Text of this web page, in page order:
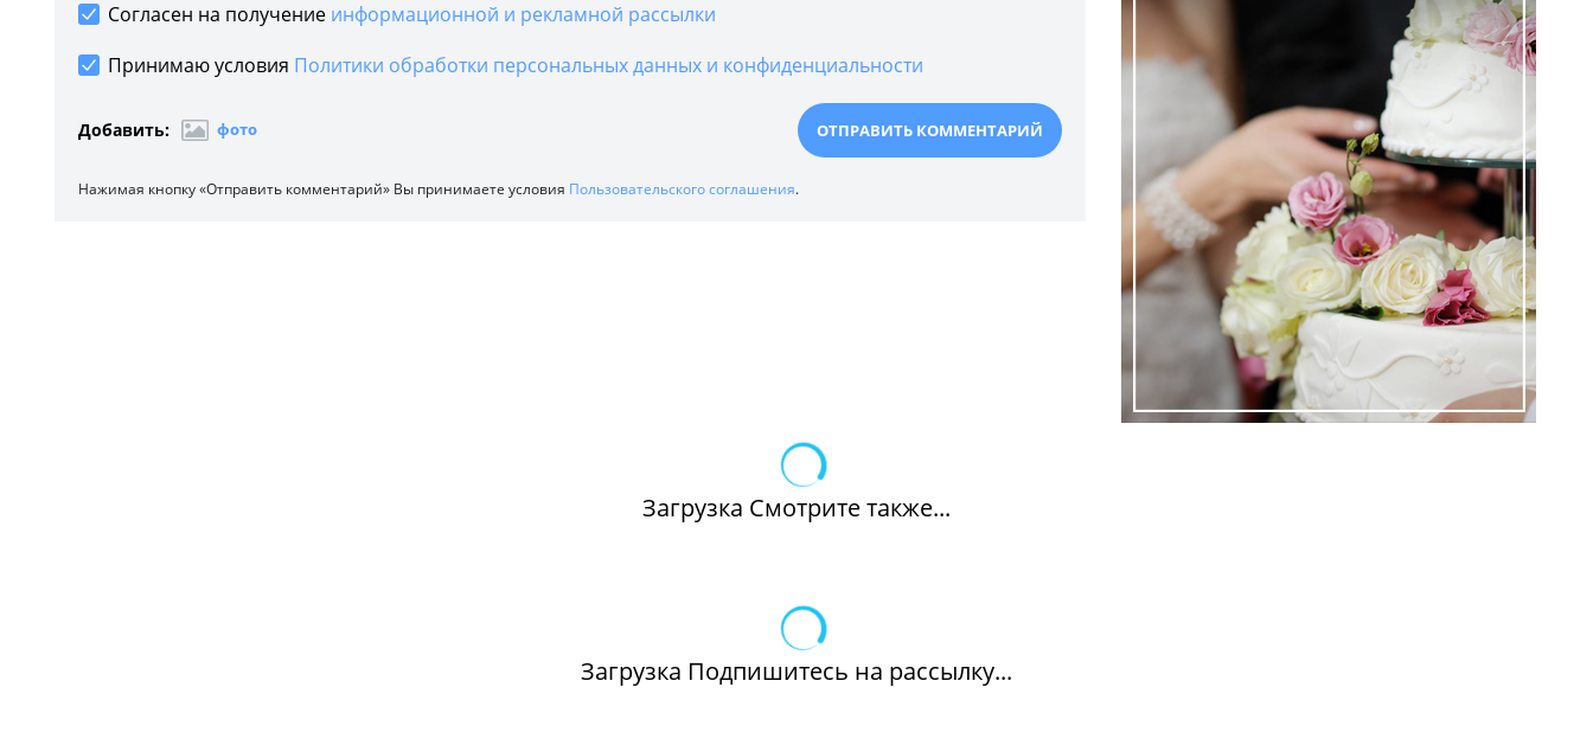
Согласен на получение информационной и рекламной рассылки
Принимаю условия Политики обработки персональных данных и конфиденциальности
Добавить: фото
Нажимая кнопку «Отправить комментарий» Вы принимаете условия Пользовательского соглашения.
Загрузка Смотрите также...
Загрузка Подпишитесь на рассылку...